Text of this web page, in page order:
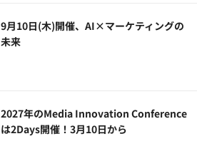
9月10日(木)開催、AI×マーケティングの
未来
2027年のMedia Innovation Conference
は2Days開催！3月10日から